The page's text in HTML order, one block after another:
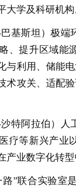
大学及科研机构
基斯坦）极端
、提升区域能
与利用、储能
术攻关、适配
特阿拉伯）人
疗等新兴产业
产业数字化转型
路”联合实验室